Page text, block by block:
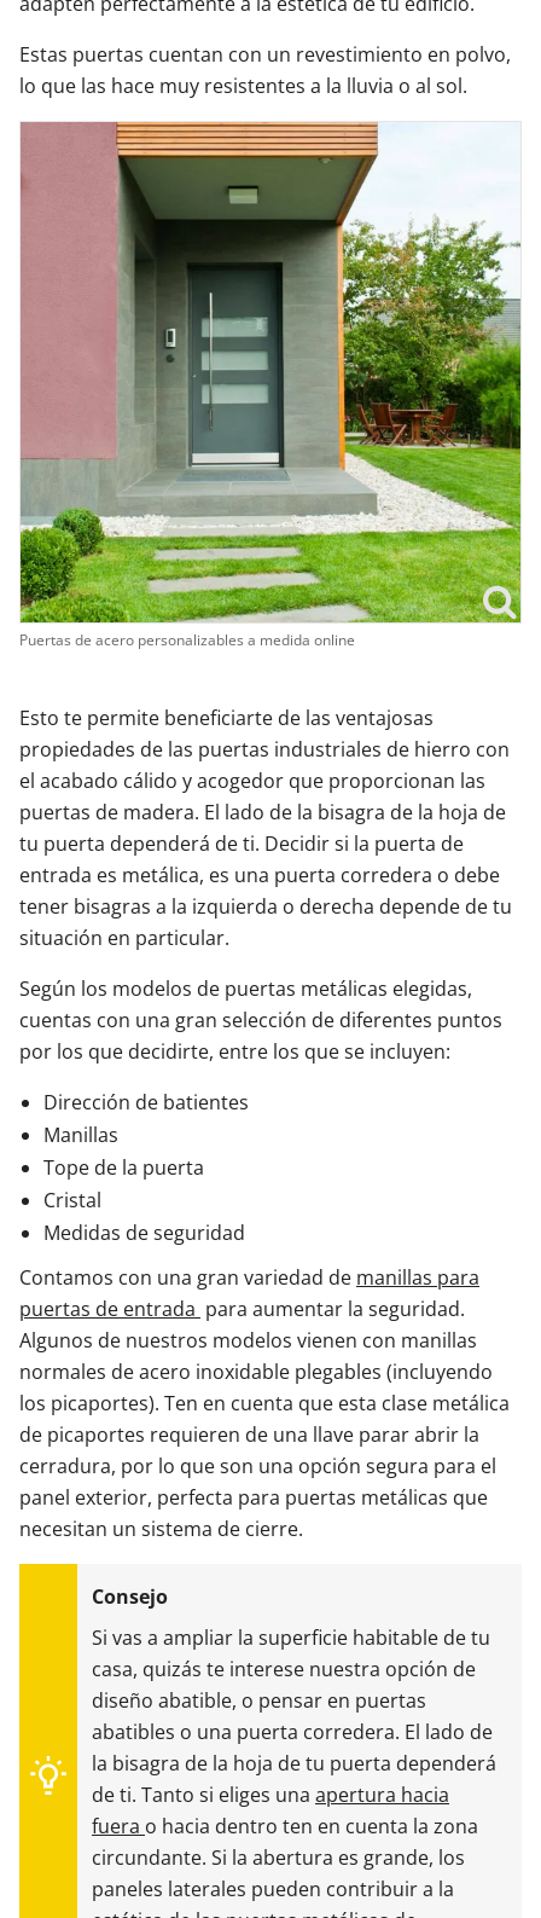
Estas puertas cuentan con un revestimiento en polvo,
lo que las hace muy resistentes a la lluvia o al sol.
Puertas de acero personalizables a medida online
Esto te permite beneficiarte de las ventajosas
propiedades de las puertas industriales de hierro con
el acabado cálido y acogedor que proporcionan las
puertas de madera. El lado de la bisagra de la hoja de
tu puerta dependerá de ti. Decidir si la puerta de
entrada es metálica, es una puerta corredera o debe
tener bisagras a la izquierda o derecha depende de tu
situación en particular.
Según los modelos de puertas metálicas elegidas,
cuentas con una gran selección de diferentes puntos
por los que decidirte, entre los que se incluyen:
Dirección de batientes
Manillas
Tope de la puerta
Cristal
Medidas de seguridad
Contamos con una gran variedad de manillas para
puertas de entrada para aumentar la seguridad.
Algunos de nuestros modelos vienen con manillas
normales de acero inoxidable plegables (incluyendo
los picaportes). Ten en cuenta que esta clase metálica
de picaportes requieren de una llave parar abrir la
cerradura, por lo que son una opción segura para el
panel exterior, perfecta para puertas metálicas que
necesitan un sistema de cierre.
Si vas a ampliar la superficie habitable de tu
casa, quizás te interese nuestra opción de
diseño abatible, o pensar en puertas
abatibles o una puerta corredera. El lado de
la bisagra de la hoja de tu puerta dependerá
de ti. Tanto si eliges una apertura hacia
fuera o hacia dentro ten en cuenta la zona
circundante. Si la abertura es grande, los
paneles laterales pueden contribuir a la